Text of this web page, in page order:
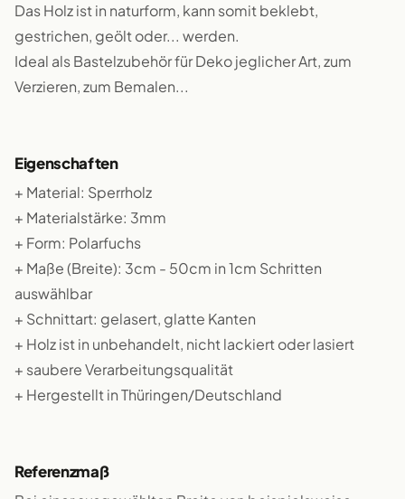
Das Holz ist in naturform, kann somit beklebt,
gestrichen, geölt oder... werden.
Ideal als Bastelzubehör für Deko jeglicher Art, zum
Verzieren, zum Bemalen...
Eigenschaften
+ Material: Sperrholz
+ Materialstärke: 3mm
+ Form: Polarfuchs
+ Maße (Breite): 3cm - 50cm in 1cm Schritten
auswählbar
+ Schnittart: gelasert, glatte Kanten
+ Holz ist in unbehandelt, nicht lackiert oder lasiert
+ saubere Verarbeitungsqualität
+ Hergestellt in Thüringen/Deutschland
Referenzmaß